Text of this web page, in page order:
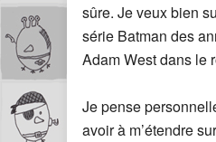
sûre. Je veux bien
série Batman des
Adam West dans le
Je pense
avoir à m’étendre